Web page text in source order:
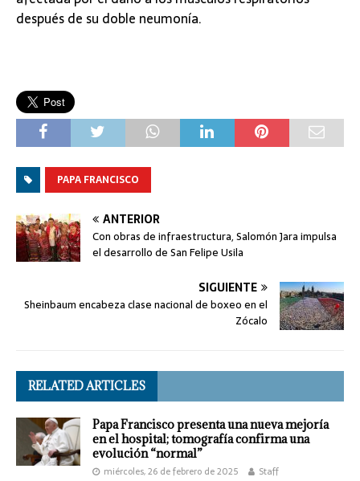
después de su doble neumonía.
PAPA FRANCISCO
ANTERIOR
Con obras de infraestructura, Salomón Jara impulsa
el desarrollo de San Felipe Usila
SIGUIENTE
Sheinbaum encabeza clase nacional de boxeo en el
Zócalo​
RELATED ARTICLES
Papa Francisco presenta una nueva mejoría
en el hospital; tomografía confirma una
evolución “normal”
miércoles, 26 de febrero de 2025 Staff